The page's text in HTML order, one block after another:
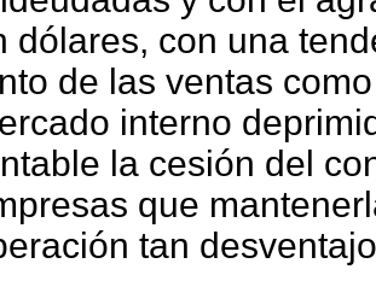
dólares, con una
de las ventas
interno
la cesión del
que
tan